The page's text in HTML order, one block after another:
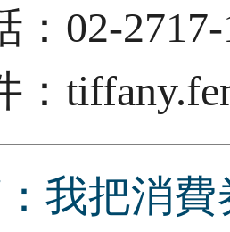
：02-2717-
：
：我把消